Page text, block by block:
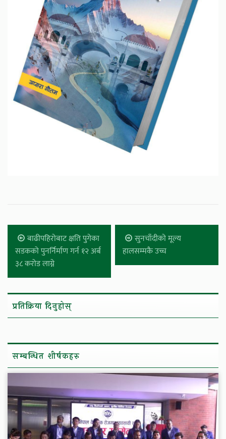
बाढीपहिरोबाट क्षति पुगेका
सडकको पुनर्निर्माण गर्न १२ अर्ब
३८ करोड लाग्ने
सुनचाँदीको मूल्य
हालसम्मकै उच्च
प्रतिक्रिया दिनुहोस्
सम्बन्धित शीर्षकहरु